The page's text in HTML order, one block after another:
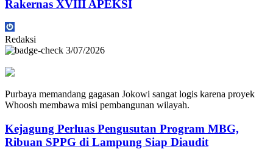
Rakernas XVIII APEKSI
Redaksi
3/07/2026
Purbaya memandang gagasan Jokowi sangat logis karena proyek
Whoosh membawa misi pembangunan wilayah.
Kejagung Perluas Pengusutan Program MBG,
Ribuan SPPG di Lampung Siap Diaudit